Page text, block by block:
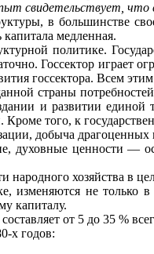
свидетельствует,
в большинстве
медленная.
политике.
Госсектор
госсектора. Всем
страны
и развитии
того, к
добыча
ценности —
народ­ного хозяйства в
изменяются не только
капиталу.
от 5 до 35 %
х годов: